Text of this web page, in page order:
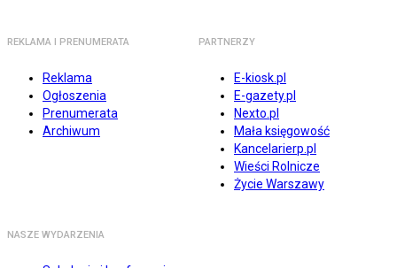
REKLAMA I PRENUMERATA
Reklama
Ogłoszenia
Prenumerata
Archiwum
PARTNERZY
E-kiosk.pl
E-gazety.pl
Nexto.pl
Mała księgowość
Kancelarierp.pl
Wieści Rolnicze
Życie Warszawy
NASZE WYDARZENIA